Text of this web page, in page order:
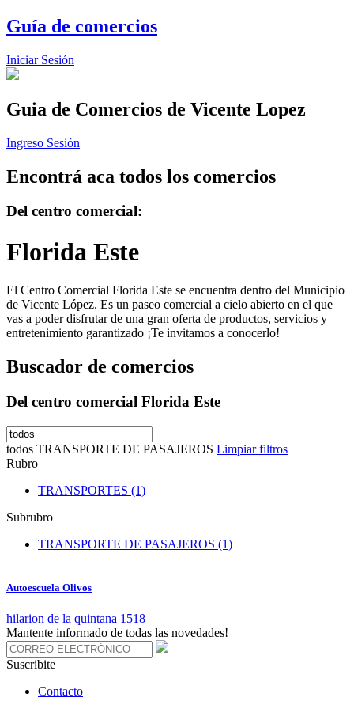
Guía de comercios
Iniciar Sesión
Guia de Comercios de Vicente Lopez
Ingreso Sesión
Encontrá aca todos los comercios
Del centro comercial:
Florida Este
El Centro Comercial Florida Este se encuentra dentro del Municipio
de Vicente López. Es un paseo comercial a cielo abierto en el que
vas a poder disfrutar de una gran oferta de productos, servicios y
entretenimiento garantizado ¡Te invitamos a conocerlo!
Buscador de comercios
Del centro comercial Florida Este
todos TRANSPORTE DE PASAJEROS Limpiar filtros
Rubro
TRANSPORTES (1)
Subrubro
TRANSPORTE DE PASAJEROS (1)
Autoescuela Olivos
hilarion de la quintana 1518
Mantente informado de todas las novedades!
Suscribite
Contacto